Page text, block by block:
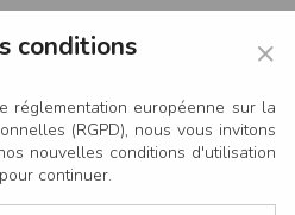
×
conditions
réglementation européenne sur la
(RGPD), nous vous invitons
nouvelles conditions d'utilisation
continuer.